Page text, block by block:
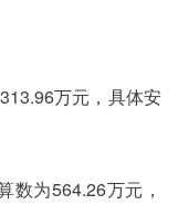
万元，具体安
数为564.26万元，